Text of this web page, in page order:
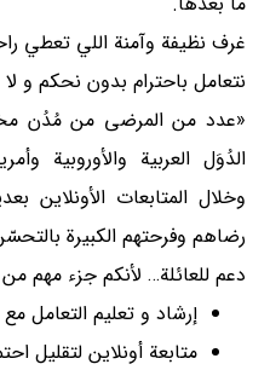
غرف نظيفة وآمنة اللي تعطي
نتعامل باحترام بدون نحكم و
«عدد من المرضى من مُدُن
الدُوَل العربية والأوروبية
وخلال المتابعات الأونلاين
رضاهم وفرحتهم الكبيرة
دعم للعائلة… لأنكم جزء مهم من
إرشاد و تعليم التعامل
متابعة أونلاين لتقليل